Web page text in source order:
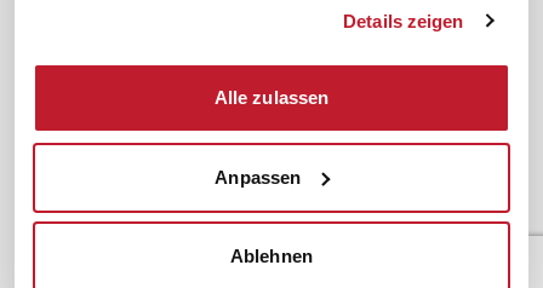
Details zeigen
Alle zulassen
Anpassen
Ablehnen
Übersicht Beratung
Service Themen